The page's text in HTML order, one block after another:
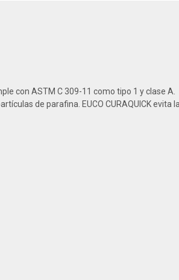
con ASTM C 309-11 como tipo 1 y clase A.
de parafina. EUCO CURAQUICK